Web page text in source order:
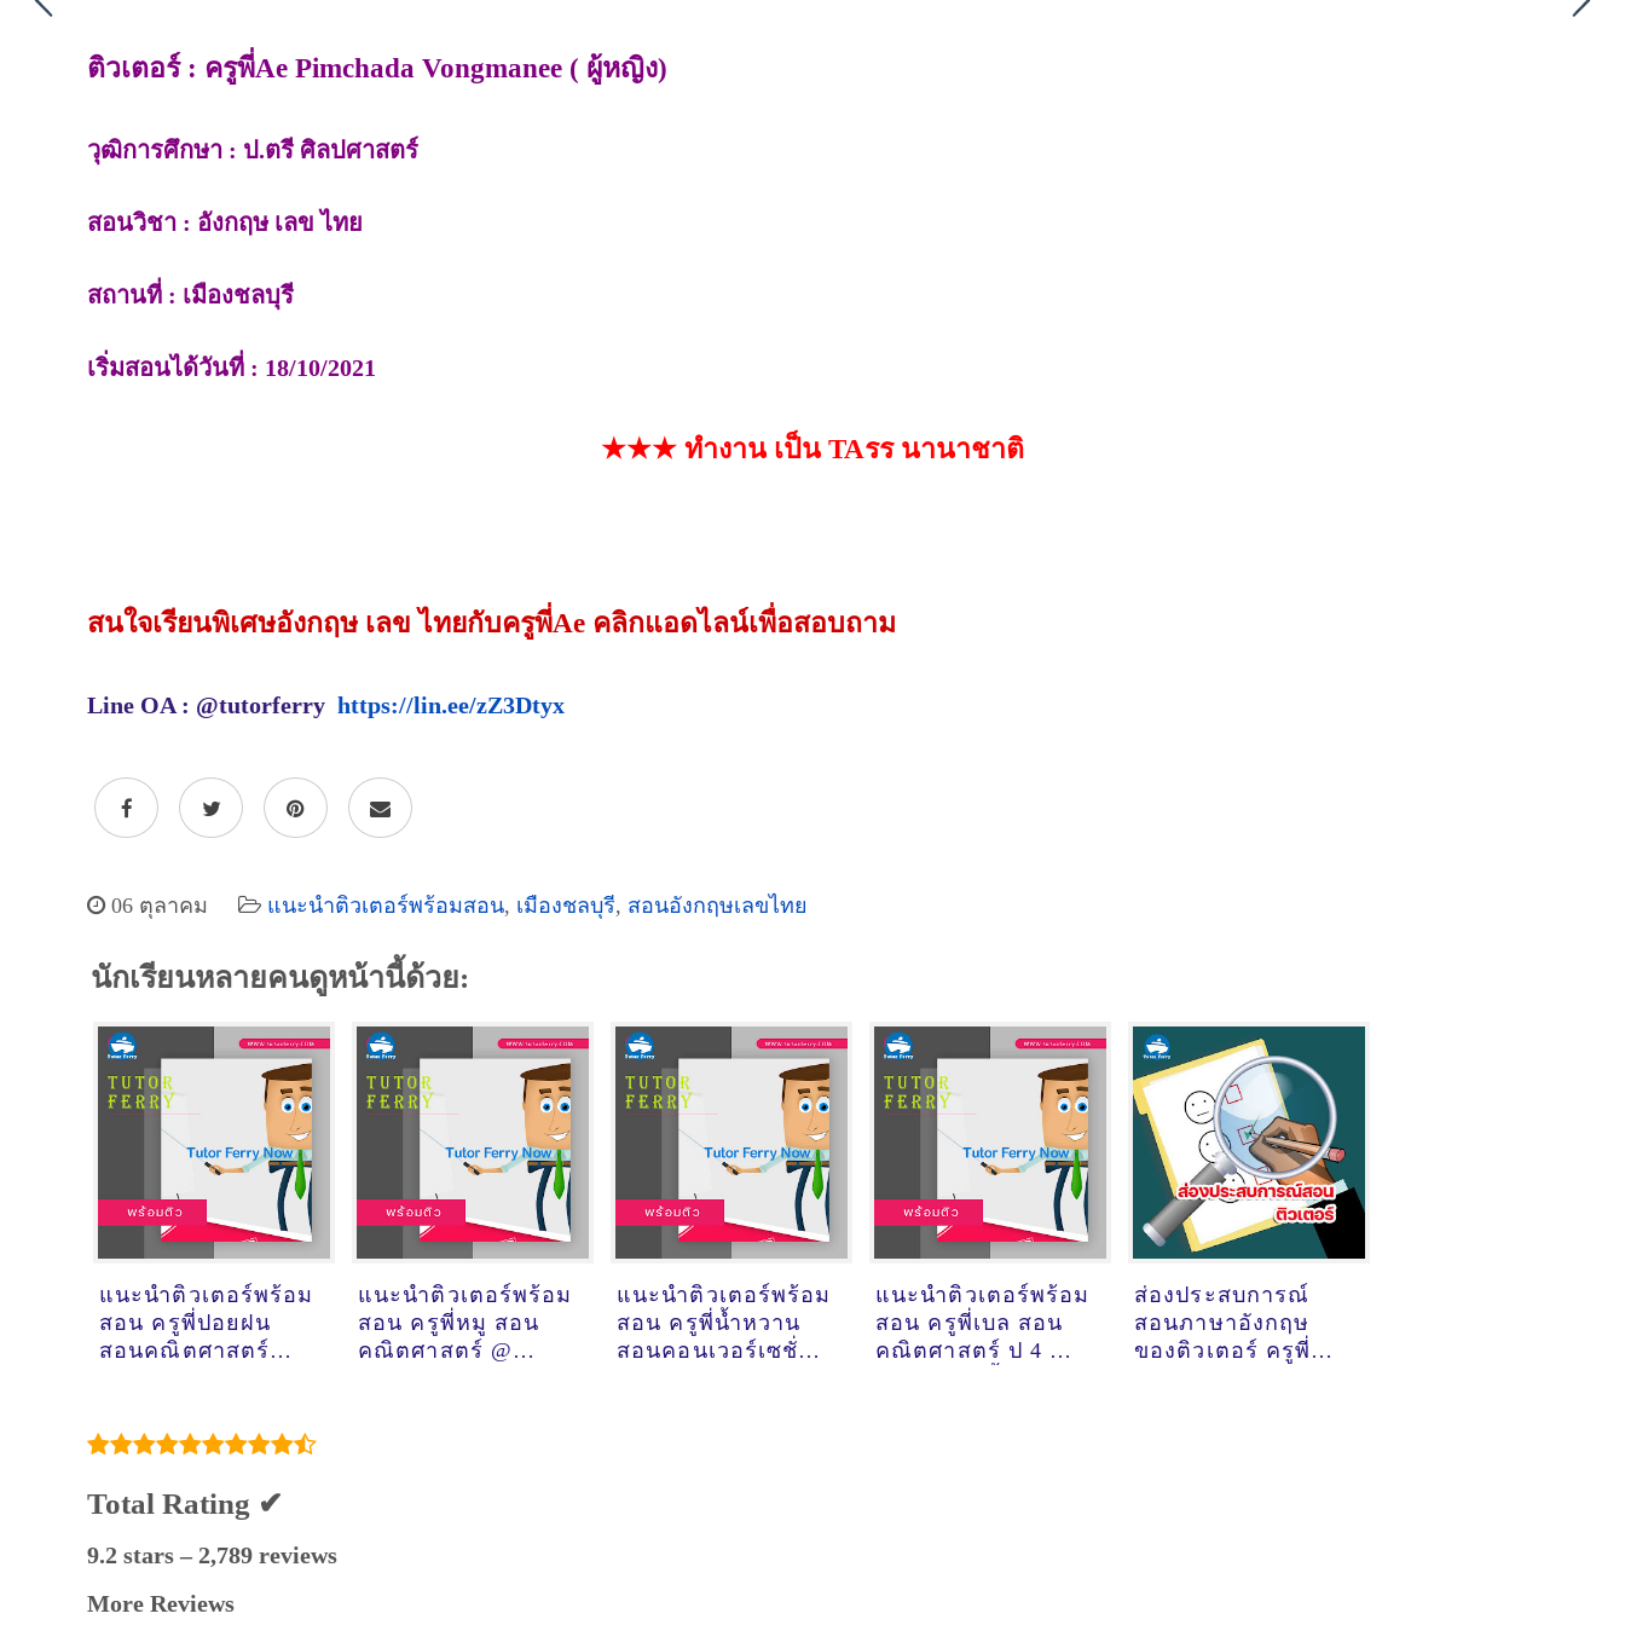
ติวเตอร์ : ครูพี่Ae Pimchada Vongmanee ( ผู้หญิง)
วุฒิการศึกษา : ป.ตรี ศิลปศาสตร์
สอนวิชา : อังกฤษ เลข ไทย
สถานที่ : เมืองชลบุรี
เริ่มสอนได้วันที่ : 18/10/2021
★★★ ทำงาน เป็น TAรร นานาชาติ
สนใจเรียนพิเศษอังกฤษ เลข ไทยกับครูพี่Ae คลิกแอดไลน์เพื่อสอบถาม
Line OA : @tutorferry https://lin.ee/zZ3Dtyx
06 ตุลาคม แนะนำติวเตอร์พร้อมสอน, เมืองชลบุรี, สอนอังกฤษเลขไทย
นักเรียนหลายคนดูหน้านี้ด้วย:
แนะนำติวเตอร์พร้อม
สอน ครูพี่ปอยฝน
สอนคณิตศาสตร์
เสริมไทยคอมเพล็กซ์
แนะนำติวเตอร์พร้อม
สอน ครูพี่หมู สอน
คณิตศาสตร์ @
แนะนำติวเตอร์พร้อม
สอน ครูพี่น้ำหวาน
สอนคอนเวอร์เซชั่น
แนะนำติวเตอร์พร้อม
สอน ครูพี่เบล สอน
คณิตศาสตร์ ป 4 @
ส่องประสบการณ์
สอนภาษาอังกฤษ
ของติวเตอร์ ครูพี่
Total Rating ✔
9.2 stars – 2,789 reviews
More Reviews